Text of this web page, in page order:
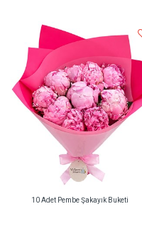
10 Adet Pembe Şakayık Buketi